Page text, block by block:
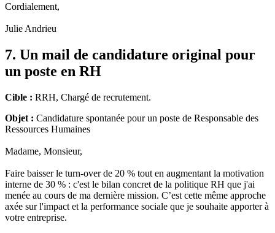
Cordialement,
Julie Andrieu
7. Un mail de candidature original pour
un poste en RH
Cible : RRH, Chargé de recrutement.
Objet : Candidature spontanée pour un poste de Responsable des
Ressources Humaines
Madame, Monsieur,
Faire baisser le turn-over de 20 % tout en augmentant la motivation
interne de 30 % : c'est le bilan concret de la politique RH que j'ai
menée au cours de ma dernière mission. C’est cette même approche
axée sur l'impact et la performance sociale que je souhaite apporter à
votre entreprise.